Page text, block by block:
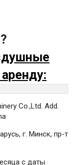
Co.,Ltd. Add.
г. Минск, пр-т
с даты